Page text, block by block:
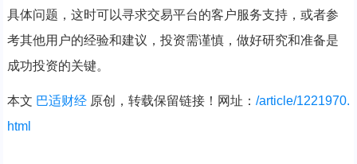
具体问题，这时可以寻求交易平台的客户服务支持，或者参
考其他用户的经验和建议，投资需谨慎，做好研究和准备是
成功投资的关键。
本文 巴适财经原创，转载保留链接！网址： /article/1221970.
html